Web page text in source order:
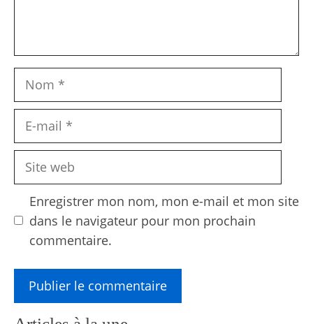
Nom
Site
Enregistrer mon nom, mon e-mail et mon site
dans le navigateur pour mon prochain
commentaire.